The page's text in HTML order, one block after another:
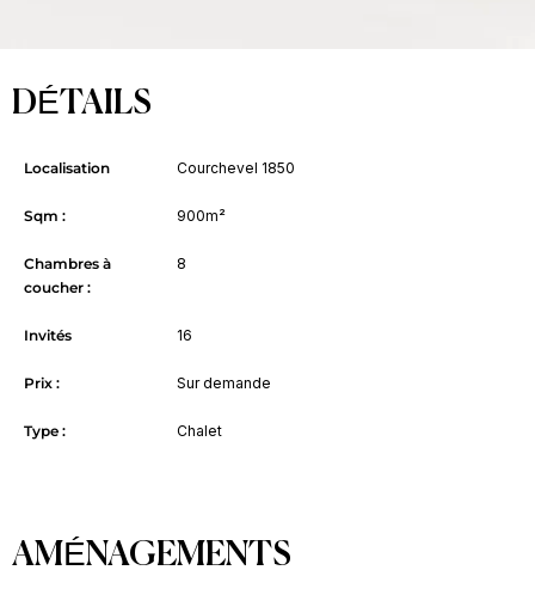
DÉTAILS
Localisation Courchevel 1850
Sqm : 900m²
Chambres à
coucher :
8
Invités 16
Prix : Sur demande
Type : Chalet
AMÉNAGEMENTS